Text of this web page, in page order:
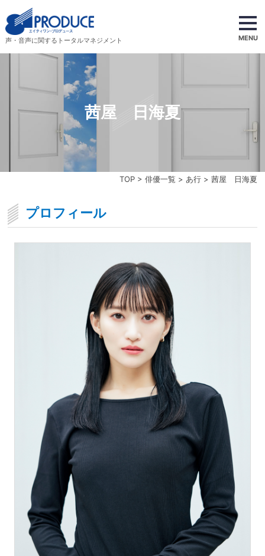
声・音声に関するトータルマネジメント MENU
TOP> 俳優一覧 > あ行> 茜屋 日海夏
茜屋 日海夏
プロフィール